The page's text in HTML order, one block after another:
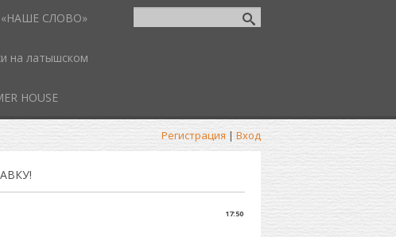
«НАШЕ СЛОВО»
на латышском
HOUSE
Регистрация | Вход
17:50